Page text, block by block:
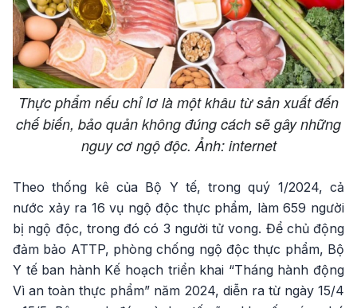
Thực phẩm nếu chỉ lơ là một khâu từ sản xuất đến
chế biến, bảo quản không đúng cách sẽ gây những
nguy cơ ngộ độc. Ảnh: internet
Theo thống kê của Bộ Y tế, trong quý 1/2024, cả
nước xảy ra 16 vụ ngộ độc thực phẩm, làm 659 người
bị ngộ độc, trong đó có 3 người tử vong. Để chủ động
đảm bảo ATTP, phòng chống ngộ độc thực phẩm, Bộ
Y tế ban hành Kế hoạch triển khai “Tháng hành động
Vì an toàn thực phẩm” năm 2024, diễn ra từ ngày 15/4